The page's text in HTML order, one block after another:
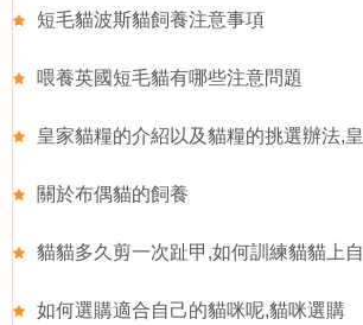
短毛貓波斯貓飼養注意事項
喂養英國短毛貓有哪些注意問題
皇家貓糧的介紹以及貓糧的挑選辦法,
關於布偶貓的飼養
貓貓多久剪一次趾甲,如何訓練貓貓上
如何選購適合自己的貓咪呢,貓咪選購